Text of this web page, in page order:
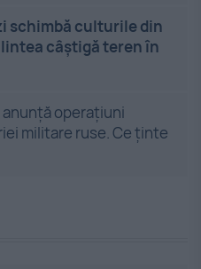
schimbă culturile din
câștigă teren în
operațiuni
militare ruse. Ce ținte